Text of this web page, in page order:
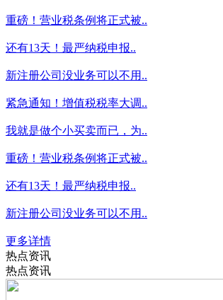
重磅！营业税条例将正式被..
还有13天！最严纳税申报..
新注册公司没业务可以不用..
紧急通知！增值税税率大调..
我就是做个小买卖而已，为..
重磅！营业税条例将正式被..
还有13天！最严纳税申报..
新注册公司没业务可以不用..
更多详情
热点资讯
热点资讯